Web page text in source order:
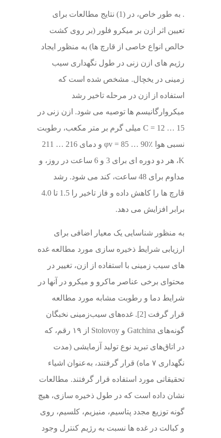
. به طور خاص، در (1) نتایج مطالعات برای
تعیین اثر ازن بر میکرو فلور (بر روی کشت
خالص انواع خاصی از قارچ ها) به منظور ایجاد
رژیم های ازن زنی در طول نگهداری سیب
زمینی در یخچال. مشخص شده است که
استفاده از ازن در مرحله تاخیر رشد
میکروارگانیسم ها توصیه می شود. ازن زنی در
C = 12 … 15 میلی گرم بر متر مکعب، رطوبت
نسبی هوا φv = 85 … 90٪ و دمای 216 … 211
K، هر دو دوره ای برای 3 و 6 ساعت در روز، و
مداوم برای 48 ساعت، کند می شود. رشد
قارچ ها را کاهش داده و فاز تاخیر را 1.5 تا 4.0
برابر افزایش می دهد.
به منظور شناسایی یک معیار اضافی برای
ارزیابی شرایط ذخیره سازی مورد مطالعه غده
های سیب زمینی با استفاده از ازن، تغییر در
محتوای برخی عناصر ماکرو و میکرو در آنها در
شرایط دما و رطوبت مشابه مورد مطالعه
قرار گرفت [2]. غده‌های سیب‌زمینی نخبگان
گونه‌های Gatchina و Stolovoy از ۱۹ رقم، که
در اتاق‌های تبرید نوع تولید آزمایشی (مدت
نگهداری ۷ ماه) قرار گرفتند، به‌عنوان اشیاء
تحقیقاتی مورد استفاده قرار گرفتند. مطالعات
نشان داده است که در طول ذخیره سازی، هیچ
گونه توزیع مجدد پتاسیم، منیزیم، کلسیم، روی
و کبالت در غده ها نسبت به رژیم کنترل وجود